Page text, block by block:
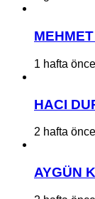
1 hafta önce
HACI
2 hafta önce
AYGÜN